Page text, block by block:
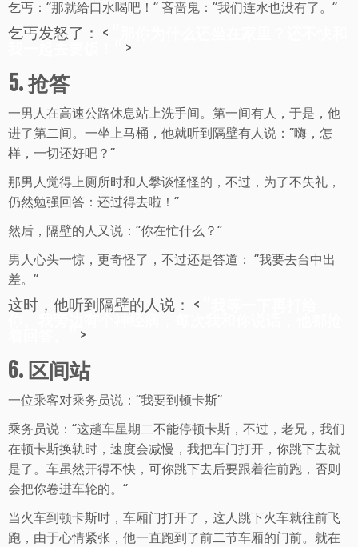
乞丐：“那就给口水喝吧！” 吝啬鬼：“我们连水也没有了。”
乞丐发怒了： <
>
5. 抢答
一男人在高速公路休息站上洗手间。第一间有人，于是，他
进了第二间。一坐上马桶，他就听到隔壁有人说：“嗨，怎
样，一切还好吧？”
那男人觉得上厕所时和人攀谈怪怪的，不过，为了不失礼，
仍然勉强回答：还过得去啦！”
然后，隔壁的人又说：“你在忙什么？”
男人心头一惊，更奇怪了，不过还是答道： “我要去台中出
差。”
这时，他听到隔壁的人说： <
>
6. 区间站
一位乘客对乘务员说：“我要到顿卡斯”
乘务员说：“这趟车星期二不能停顿卡斯，不过，老兄，我们
在顿卡斯换轨时，速度会减慢，我把车门打开，你跳下去就
是了。车虽然开得不快，可你跳下去后要跟着往前跑，否则
会把你卷进车轮的。”
当火车到顿卡斯时，车厢门打开了，这人跳下火车就往前飞
跑，由于心情紧张，他一直跑到了前二节车厢的门前。就在